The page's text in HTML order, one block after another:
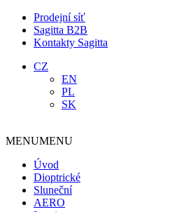
Prodejní síť
Sagitta B2B
Kontakty Sagitta
CZ
EN
PL
SK
MENUMENU
Úvod
Dioptrické
Sluneční
AERO